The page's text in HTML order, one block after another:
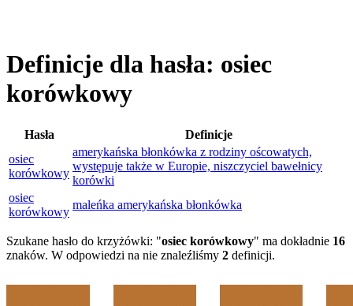
Definicje dla hasła: osiec
korówkowy
Hasła
Definicje
osiec
korówkowy
amerykańska błonkówka z rodziny oścowatych,
występuje także w Europie, niszczyciel bawełnicy
korówki
osiec
korówkowy
maleńka amerykańska błonkówka
Szukane hasło do krzyżówki: "osiec korówkowy" ma dokładnie 16
znaków. W odpowiedzi na nie znaleźliśmy 2 definicji.